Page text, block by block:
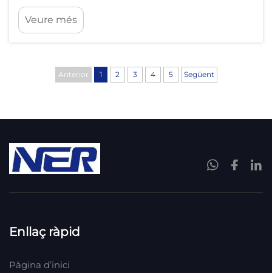
L'equipament de tractament primari
constitueix la primera barrera essencial en
petites plantes de tractament d'aigües
iniciant l'estabilització orgànica. Aquesta
etapa evita...
Veure més
Anterior 1 2 3 4 5 Següent
Enllaç ràpid
Pàgina d’inici